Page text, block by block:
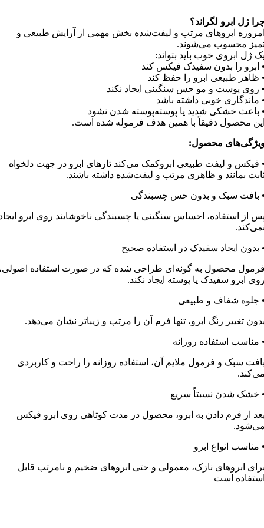
ژل ابرو لگراند؟
ابروهای مرتب و لیفت‌شده بخش مهمی از آرایش طبیعی و
محسوب می‌شوند.
ژل ابروی خوب باید بتواند:
ابرو را بدون سفیدک فیکس کند
ظاهر طبیعی ابرو را حفظ کند
روی پوست و مو حس سنگینی ایجاد نکند
ماندگاری خوبی داشته باشد
باعث خشکی شدید یا پوسته‌پوسته شدن نشود
محصول دقیقاً با همین هدف فرموله شده است.
محصول:
فیکس و لیفت طبیعی ابروکمک می‌کند تارهای ابرو در جهت دلخواه
بمانند و ظاهری مرتب و لیفت‌شده داشته باشند.
بافت سبک و بدون حس چسبندگی
از استفاده، احساس سنگینی یا چسبندگی ناخوشایند روی ابرو
بدون ایجاد سفیدک در استفاده صحیح
محصول به گونه‌ای طراحی شده که در صورت استفاده
ابرو سفیدک یا پوسته ایجاد نکند.
جلوه شفاف و طبیعی
تغییر رنگ ابرو، تنها فرم آن را مرتب و زیباتر نشان می‌دهد.
مناسب استفاده روزانه
سبک و فرمول ملایم آن، استفاده روزانه را راحت و کاربردی
خشک شدن نسبتاً سریع
از فرم دادن به ابرو، محصول در مدت کوتاهی روی ابرو فیکس
مناسب انواع ابرو
ابروهای نازک، معمولی و حتی ابروهای ضخیم و نامرتب قابل
است